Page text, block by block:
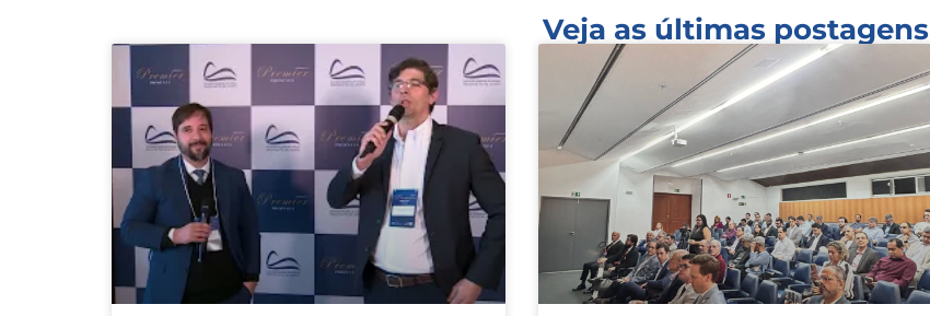
Veja as últimas postagens